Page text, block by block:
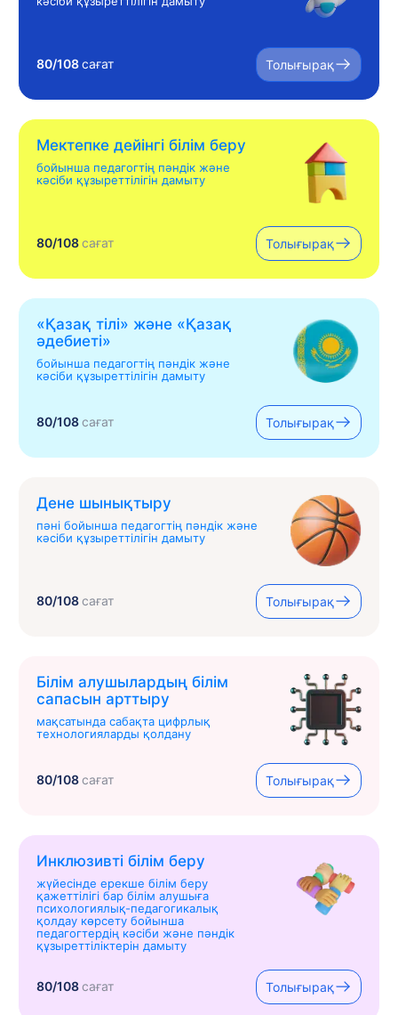
80/108сағат Толығырақ
Мектепке дейінгі білім беру
бойынша педагогтің пәндік және
кәсіби құзыреттілігін дамыту
80/108сағат Толығырақ
«Қазақ тілі» жəне «Қазақ
əдебиеті»
бойынша педагогтің пәндік және
кәсіби құзыреттілігін дамыту
80/108сағат Толығырақ
Дене шынықтыру
пәні бойынша педагогтің пәндік және
кәсіби құзыреттілігін дамыту
80/108сағат Толығырақ
Білім алушылардың білім
сапасын арттыру
мақсатында сабақта цифрлық
технологияларды қолдану
80/108сағат Толығырақ
Инклюзивті білім беру
жүйесінде ерекше білім беру
қажеттілігі бар білім алушыға
психологиялық-педагогикалық
қолдау көрсету бойынша
педагогтердің кәсіби және пәндік
құзыреттіліктерін дамыту
80/108сағат Толығырақ